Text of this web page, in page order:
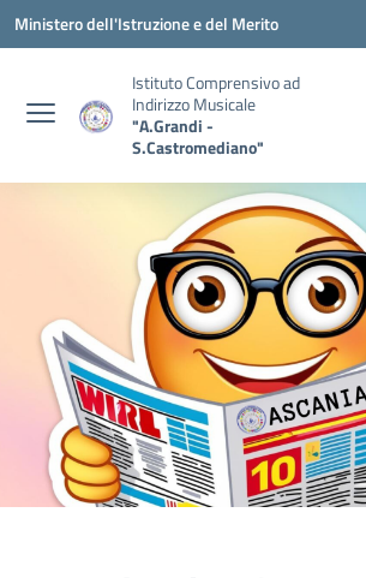
Vai ai contenuti
Vai al menu di navigazione
Vai al footer
Ministero dell'Istruzione e del Merito
Istituto Comprensivo ad
Indirizzo Musicale
"A.Grandi -
S.Castromediano"